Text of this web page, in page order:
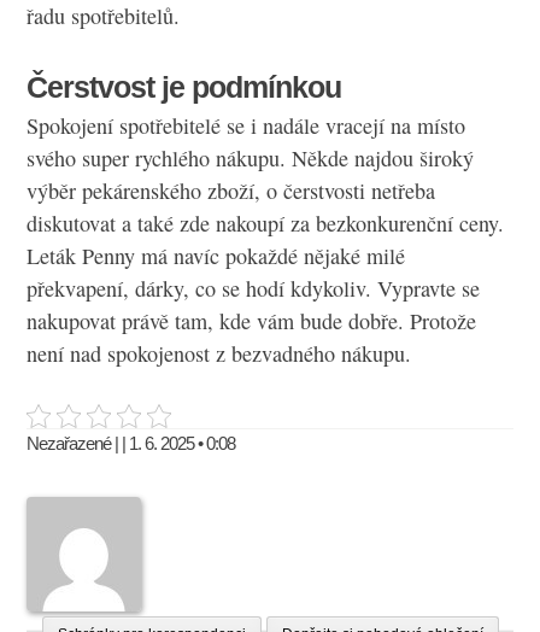
řadu spotřebitelů.
Čerstvost je podmínkou
Spokojení spotřebitelé se i nadále vracejí na místo
svého super rychlého nákupu. Někde najdou široký
výběr pekárenského zboží, o čerstvosti netřeba
diskutovat a také zde nakoupí za bezkonkurenční ceny.
Leták Penny má navíc pokaždé nějaké milé
překvapení, dárky, co se hodí kdykoliv. Vypravte se
nakupovat právě tam, kde vám bude dobře. Protože
není nad spokojenost z bezvadného nákupu.
Nezařazené | | 1. 6. 2025 • 0:08